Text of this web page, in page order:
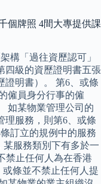
個牌照 4間大專提供課
構「過往資歷認可」
四級的資歷證明書五張
證明書）。 第6、或條
僱員身分行事的僱
如某物業管理公司的
理服務，則第6、或條
訂立的規例中的服務
服務類別下有多於一
禁止任何人為在香港
條並不禁止任何人提